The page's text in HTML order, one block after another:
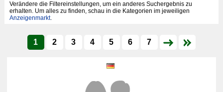
Verändere die Filtereinstellungen, um ein anderes Suchergebnis zu
erhalten. Um alles zu finden, schau in die Kategorien im jeweiligen
Anzeigenmarkt.
1 2 3 4 5 6 7